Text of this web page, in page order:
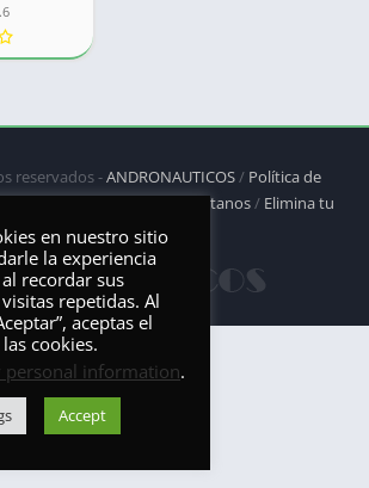
reservados -ANDRONAUTICOS/ Política de
de Cookies/DMCA/Contáctanos/ Elimina tu
aplicación
en nuestro sitio
la experiencia
recordar sus
repetidas. Al
aceptas el
cookies.
personal information.
Accept